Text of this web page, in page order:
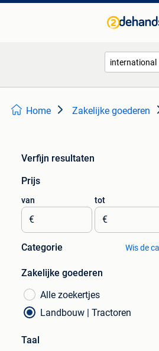
Home Zakelijke goederen
Verfijn resultaten
Prijs
van
€
tot
€
Categorie Wis de
Zakelijke goederen
Alle zoekertjes
Landbouw | Tractoren
Taal